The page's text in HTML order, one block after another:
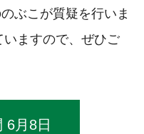
ぶこが質疑を行いま
いますので、ぜひご
6月8日